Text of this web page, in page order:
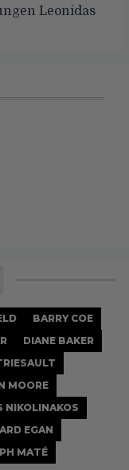
Leonidas
BARRY COE
DIANE BAKER
MOORE
NIKOLINAKOS
EGAN
MATÉ